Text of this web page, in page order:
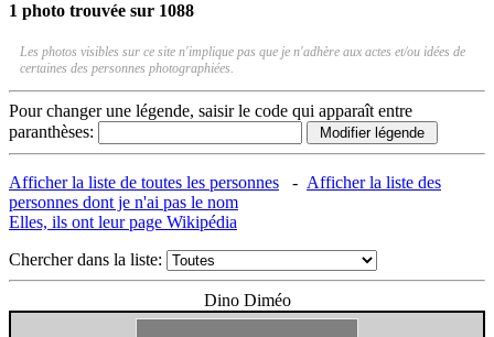
1 photo trouvée sur 1088
Les photos visibles sur ce site n'implique pas que je n'adhère aux actes et/ou idées de
certaines des personnes photographiées.
Pour changer une légende, saisir le code qui apparaît entre
paranthèses:
Afficher la liste de toutes les personnes - Afficher la liste des
personnes dont je n'ai pas le nom
Elles, ils ont leur page Wikipédia
Chercher dans la liste:
Dino Diméo